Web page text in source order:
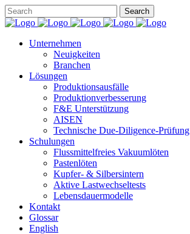
Unternehmen
Neuigkeiten
Branchen
Lösungen
Produktionsausfälle
Produktionverbesserung
F&E Unterstützung
AISEN
Technische Due-Diligence-Prüfung
Schulungen
Flussmittelfreies Vakuumlöten
Pastenlöten
Kupfer- & Silbersintern
Aktive Lastwechseltests
Lebensdauermodelle
Kontakt
Glossar
English